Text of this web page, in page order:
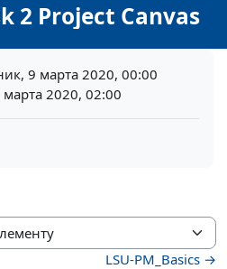
2 Project Canvas
9 марта 2020, 00:00
марта 2020, 02:00
LSU-PM_Basics →